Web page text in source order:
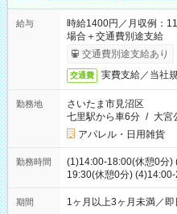
給与
時給1400円／月収例：
場合＋交通費別途支給
交通費別途支給あり
交通費 実費支給／当社
勤務地
さいたま市見沼区
七里駅から車6分 / 大宮
アパレル・日用雑貨
勤務時間
(1)14:00-18:00(休憩0分)
19:30(休憩0分)
ます
期間 1ヶ月以上3ヶ月未満／